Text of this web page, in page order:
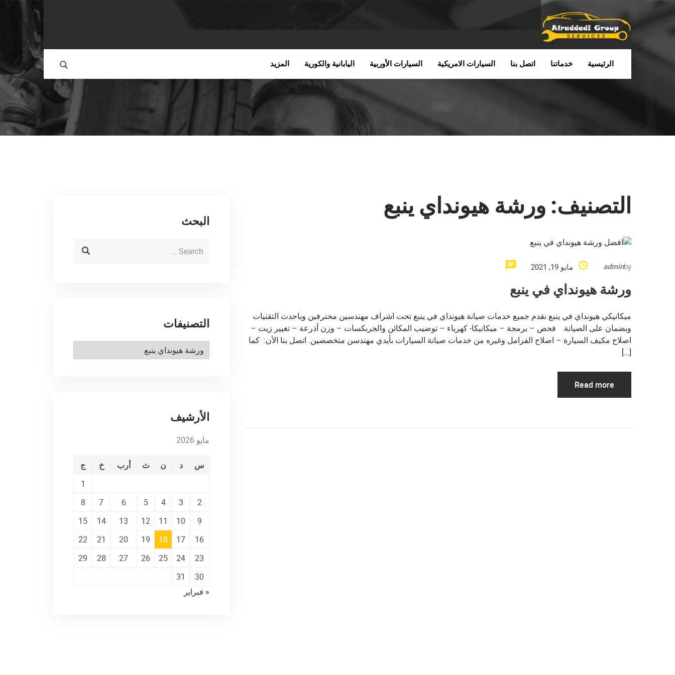
الرئيسية خدماتنا اتصل بنا السيارات الامريكية السيارات الأوربية اليابانية والكورية المزيد
التصنيف: ورشة هيونداي ينبع
by
admin مايو 19, 2021
ورشة هيونداي في ينبع
ميكانيكي هيونداي في ينبع نقدم جميع خدمات صيانة هيونداي في ينبع تحت اشراف مهندسين محترفين وباحدث التقنيات
وبضمان على الصيانة. فحص – برمجة – ميكانيكا- كهرباء – توضيب المكائن والجربكسات – وزن أذرعة – تغيير زيت –
اصلاح مكيف السيارة – اصلاح الفرامل وغيره من خدمات صيانة السيارات بأيدي مهندسن متخصصين. اتصل بنا الأن: كما
[…]
Read more
البحث
التصنيفات
التصنيفات
الأرشيف
مايو 2026
س د ن ث أرب خ
ج
1
2
3
4
5
6
7
8
9
10
11
12
13
14
15
16
17
18
19
20
21
22
23
24
25
26
27
28
29
30
31
« فبراير